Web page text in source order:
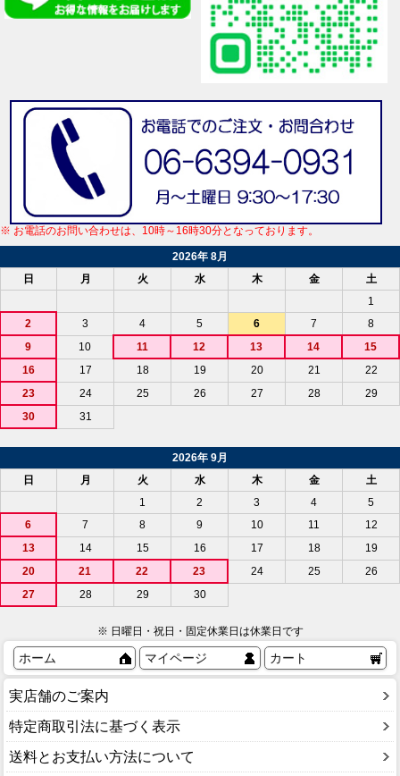
※ お電話のお問い合わせは、10時～16時30分となっております。
2026年 8月
日
月 火 水 木 金
土
1
2
3 4 5 6 7
8
9
10 11 12 13 14
15
16
17 18 19 20 21
22
23
24 25 26 27 28
29
30
31
2026年 9月
日
月 火 水 木 金
土
1
2 3 4
5
6
7 8 9 10 11
12
13
14 15 16 17 18
19
20
21 22 23 24 25
26
27
28 29 30
※ 日曜日・祝日・固定休業日は休業日です
ホーム マイページ カート
実店舗のご案内
特定商取引法に基づく表示
送料とお支払い方法について